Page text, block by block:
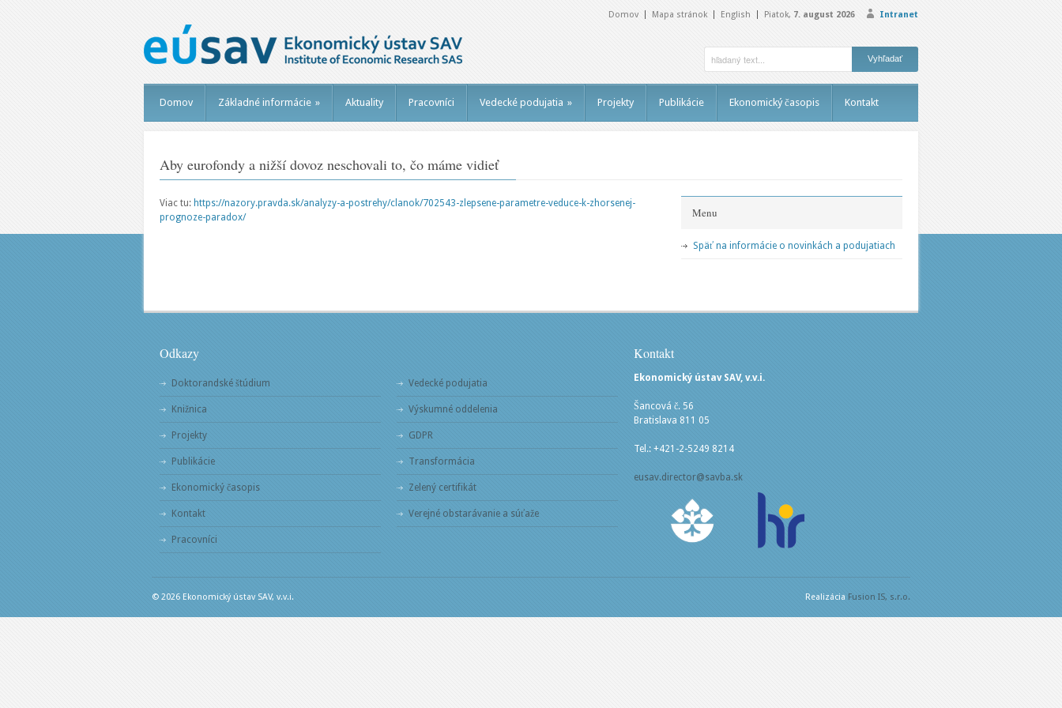
Intranet
Domov Mapa stránok English Piatok, 7. august 2026
Domov Základné informácie » Aktuality Pracovníci Vedecké podujatia » Projekty Publikácie Ekonomický časopis Kontakt
Aby eurofondy a nižší dovoz neschovali to, čo máme vidieť
Viac tu: https://nazory.pravda.sk/analyzy-a-postrehy/clanok/702543-zlepsene-parametre-veduce-k-zhorsenej-
prognoze-paradox/
Menu
Späť na informácie o novinkách a podujatiach
Odkazy
Doktorandské štúdium
Knižnica
Projekty
Publikácie
Ekonomický časopis
Kontakt
Pracovníci
Vedecké podujatia
Výskumné oddelenia
GDPR
Transformácia
Zelený certifikát
Verejné obstarávanie a súťaže
Kontakt
Ekonomický ústav SAV, v.v.i.
Šancová č. 56
Bratislava 811 05
Tel.: +421-2-5249 8214
eusav.director@savba.sk
© 2026 Ekonomický ústav SAV, v.v.i. Realizácia Fusion IS, s.r.o.